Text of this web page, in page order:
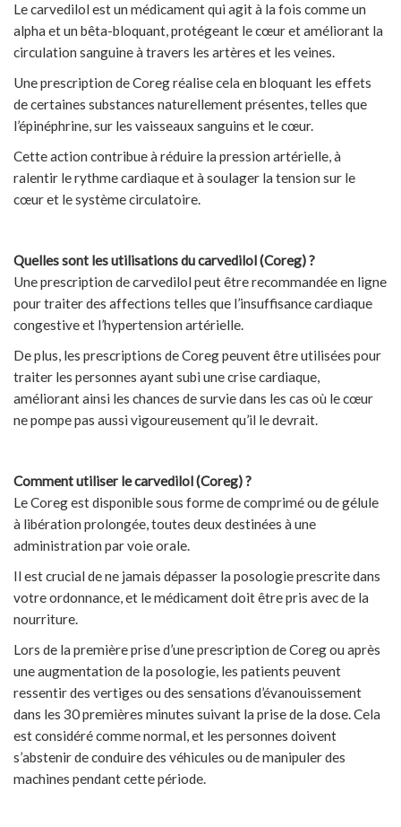
Le carvedilol est un médicament qui agit à la fois comme un
alpha et un bêta-bloquant, protégeant le cœur et améliorant la
circulation sanguine à travers les artères et les veines.
Une prescription de Coreg réalise cela en bloquant les effets
de certaines substances naturellement présentes, telles que
l’épinéphrine, sur les vaisseaux sanguins et le cœur.
Cette action contribue à réduire la pression artérielle, à
ralentir le rythme cardiaque et à soulager la tension sur le
cœur et le système circulatoire.
Quelles sont les utilisations du carvedilol (Coreg) ?
Une prescription de carvedilol peut être recommandée en ligne
pour traiter des affections telles que l’insuffisance cardiaque
congestive et l’hypertension artérielle.
De plus, les prescriptions de Coreg peuvent être utilisées pour
traiter les personnes ayant subi une crise cardiaque,
améliorant ainsi les chances de survie dans les cas où le cœur
ne pompe pas aussi vigoureusement qu’il le devrait.
Comment utiliser le carvedilol (Coreg) ?
Le Coreg est disponible sous forme de comprimé ou de gélule
à libération prolongée, toutes deux destinées à une
administration par voie orale.
Il est crucial de ne jamais dépasser la posologie prescrite dans
votre ordonnance, et le médicament doit être pris avec de la
nourriture.
Lors de la première prise d’une prescription de Coreg ou après
une augmentation de la posologie, les patients peuvent
ressentir des vertiges ou des sensations d’évanouissement
dans les 30 premières minutes suivant la prise de la dose. Cela
est considéré comme normal, et les personnes doivent
s’abstenir de conduire des véhicules ou de manipuler des
machines pendant cette période.